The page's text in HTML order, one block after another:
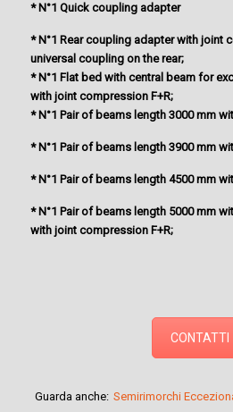
* N°1 Quick coupling adapter
* N°1 Rear coupling adapter with joint
universal coupling on the rear;
* N°1 Flat bed with central beam for
with joint compression F+R;
* N°1 Pair of beams length 3000 mm
* N°1 Pair of beams length 3900 mm
* N°1 Pair of beams length 4500 mm
* N°1 Pair of beams length 5000 mm
with joint compression F+R;
CONTATTI
Guarda anche: Semirimorchi